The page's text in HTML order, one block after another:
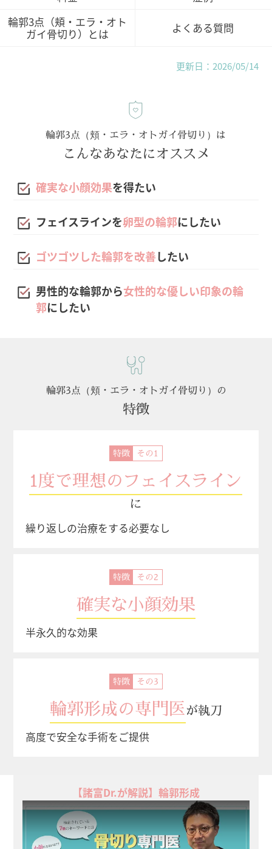
輪郭3点（頬・エラ・オト
ガイ骨切り）とは
よくある質問
更新日：2026/05/14
輪郭3点（頬・エラ・オトガイ骨切り）は
こんなあなたにオススメ
確実な小顔効果を得たい
フェイスラインを卵型の輪郭にしたい
ゴツゴツした輪郭を改善したい
男性的な輪郭から女性的な優しい印象の輪
郭にしたい
輪郭3点（頬・エラ・オトガイ骨切り）の
特徴
特徴
1度で理想のフェイスライン
に
繰り返しの治療をする必要なし
特徴
確実な小顔効果
半永久的な効果
特徴
輪郭形成の専門医が執刀
高度で安全な手術をご提供
【諸富Dr.が解説】輪郭形成